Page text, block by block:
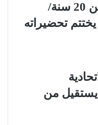
تصفيات مونديال اقل من 20 سنة/
تحضيراته
يستقيل من